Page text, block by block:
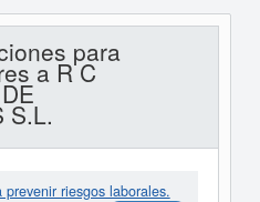
para
a R C
S.L.
prevenir riesgos laborales.